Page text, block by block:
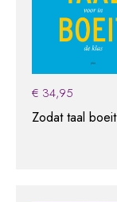
€ 34,95
Zodat taal boeit